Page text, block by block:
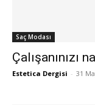
Saç Modası
Çalışanınızı
Estetica Dergisi - 31